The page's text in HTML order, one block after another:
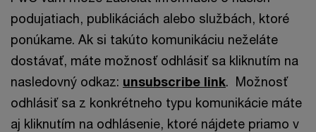
podujatiach, publikáciách alebo službách, ktoré
ponúkame. Ak si takúto komunikáciu neželáte
dostávať, máte možnosť odhlásiť sa kliknutím na
nasledovný odkaz: unsubscribe link. Možnosť
odhlásiť sa z konkrétneho typu komunikácie máte
aj kliknutím na odhlásenie, ktoré nájdete priamo v